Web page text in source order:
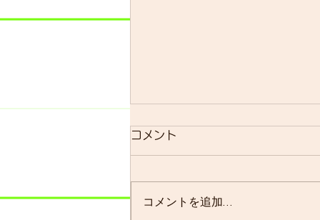
明日のsmrについて
す。 よく、お客様に「グループ
ライドはまだ実施されています
コメント
コメントを追加…